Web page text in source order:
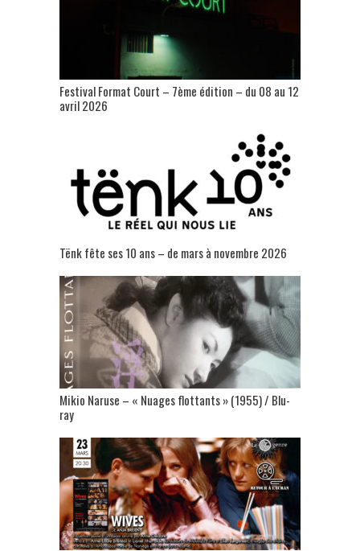
Festival Format Court – 7ème édition – du 08 au 12
avril 2026
Tënk fête ses 10 ans – de mars à novembre 2026
Mikio Naruse – « Nuages flottants » (1955) / Blu-
ray